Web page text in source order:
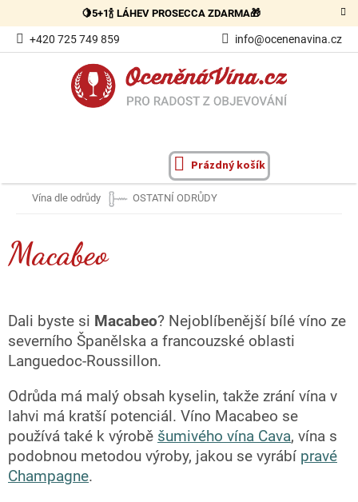
obsah
🍋5+1🍾 LÁHEV PROSECCA ZDARMA🎁
+420 725 749 859 info@ocenenavina.cz
NÁKUPNÍ
KOŠÍK
Prázdný košík
Vína dle odrůdy OSTATNÍ ODRŮDY
Macabeo
Dali byste si Macabeo? Nejoblíbenější bílé víno ze
severního Španělska a francouzské oblasti
Languedoc-Roussillon.
Odrůda má malý obsah kyselin, takže zrání vína v
lahvi má kratší potenciál. Víno Macabeo se
používá také k výrobě šumivého vína Cava, vína s
podobnou metodou výroby, jakou se vyrábí pravé
Champagne.